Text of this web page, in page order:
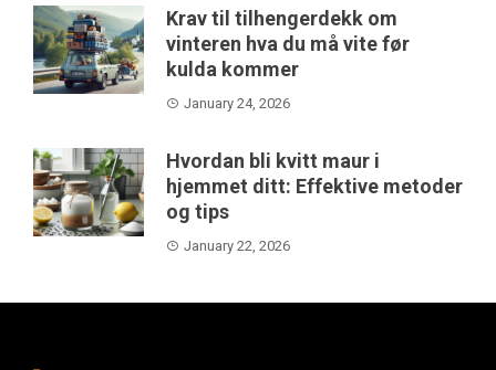
Krav til tilhengerdekk om
vinteren hva du må vite før
kulda kommer
January 24, 2026
Hvordan bli kvitt maur i
hjemmet ditt: Effektive metoder
og tips
January 22, 2026